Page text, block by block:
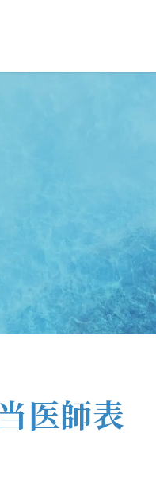
医師表